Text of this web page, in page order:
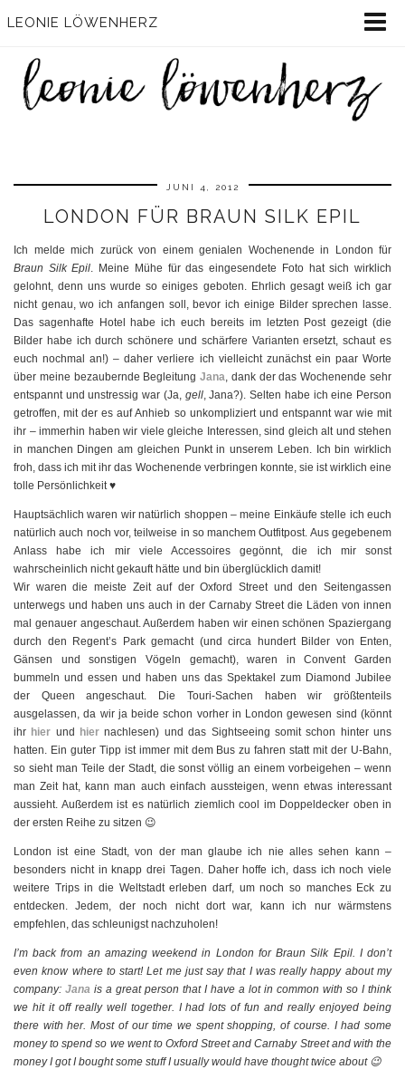
LEONIE LÖWENHERZ
JUNI 4, 2012
LONDON FÜR BRAUN SILK EPIL
Ich melde mich zurück von einem genialen Wochenende in London für
Braun Silk Epil. Meine Mühe für das eingesendete Foto hat sich wirklich
gelohnt, denn uns wurde so einiges geboten. Ehrlich gesagt weiß ich gar
nicht genau, wo ich anfangen soll, bevor ich einige Bilder sprechen lasse.
Das sagenhafte Hotel habe ich euch bereits im letzten Post gezeigt (die
Bilder habe ich durch schönere und schärfere Varianten ersetzt, schaut es
euch nochmal an!) – daher verliere ich vielleicht zunächst ein paar Worte
über meine bezaubernde BegleitungJana, dank der das Wochenende sehr
entspannt und unstressig war (Ja, gell, Jana?). Selten habe ich eine Person
getroffen, mit der es auf Anhieb so unkompliziert und entspannt war wie mit
ihr – immerhin haben wir viele gleiche Interessen, sind gleich alt und stehen
in manchen Dingen am gleichen Punkt in unserem Leben. Ich bin wirklich
froh, dass ich mit ihr das Wochenende verbringen konnte, sie ist wirklich eine
tolle Persönlichkeit ♥
Hauptsächlich waren wir natürlich shoppen – meine Einkäufe stelle ich euch
natürlich auch noch vor, teilweise in so manchem Outfitpost. Aus gegebenem
Anlass habe ich mir viele Accessoires gegönnt, die ich mir sonst
wahrscheinlich nicht gekauft hätte und bin überglücklich damit!
Wir waren die meiste Zeit auf der Oxford Street und den Seitengassen
unterwegs und haben uns auch in der Carnaby Street die Läden von innen
mal genauer angeschaut. Außerdem haben wir einen schönen Spaziergang
durch den Regent’s Park gemacht (und circa hundert Bilder von Enten,
Gänsen und sonstigen Vögeln gemacht), waren in Convent Garden
bummeln und essen und haben uns das Spektakel zum Diamond Jubilee
der Queen angeschaut. Die Touri-Sachen haben wir größtenteils
ausgelassen, da wir ja beide schon vorher in London gewesen sind (könnt
ihr hier und hier nachlesen) und das Sightseeing somit schon hinter uns
hatten. Ein guter Tipp ist immer mit dem Bus zu fahren statt mit der U-Bahn,
so sieht man Teile der Stadt, die sonst völlig an einem vorbeigehen – wenn
man Zeit hat, kann man auch einfach aussteigen, wenn etwas interessant
aussieht. Außerdem ist es natürlich ziemlich cool im Doppeldecker oben in
der ersten Reihe zu sitzen 😉
London ist eine Stadt, von der man glaube ich nie alles sehen kann –
besonders nicht in knapp drei Tagen. Daher hoffe ich, dass ich noch viele
weitere Trips in die Weltstadt erleben darf, um noch so manches Eck zu
entdecken. Jedem, der noch nicht dort war, kann ich nur wärmstens
empfehlen, das schleunigst nachzuholen!
I’m back from an amazing weekend in London for Braun Silk Epil. I don’t
even know where to start! Let me just say that I was really happy about my
company: Jana is a great person that I have a lot in common with so I think
we hit it off really well together. I had lots of fun and really enjoyed being
there with her. Most of our time we spent shopping, of course. I had some
money to spend so we went to Oxford Street and Carnaby Street and with the
money I got I bought some stuff I usually would have thought twice about 😉